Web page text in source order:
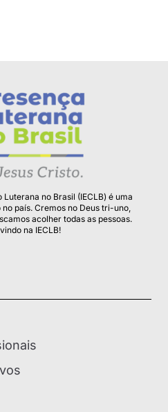
no Brasil (IECLB) é uma
país. Cremos no Deus tri-uno,
acolher todas as pessoas.
na IECLB!